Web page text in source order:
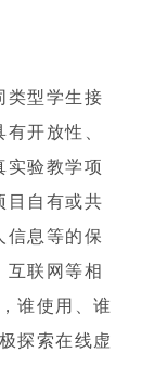
类型学生接
开放性、
实验教学项
目自有或共
信息等的保
互联网等相
谁使用、谁
探索在线虚